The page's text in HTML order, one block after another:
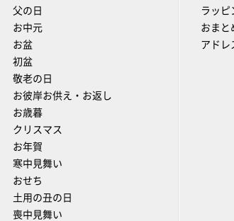
父の日
お中元
お盆
初盆
敬老の日
お彼岸お供え・お返し
お歳暮
クリスマス
お年賀
寒中見舞い
おせち
土用の丑の日
喪中見舞い
ラッピ
おまと
アドレ